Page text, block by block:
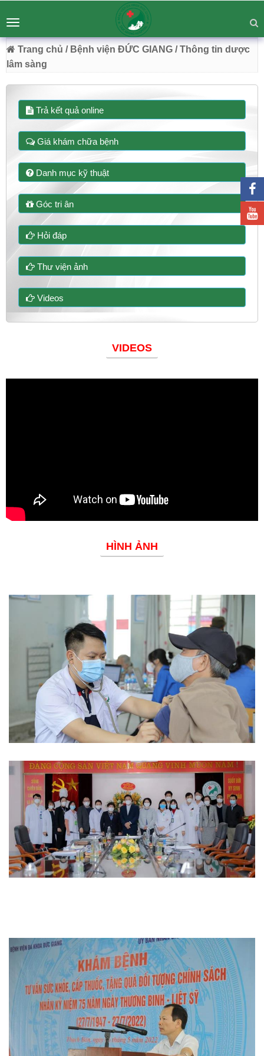
BỆNH VIỆN ĐA KHOA ĐỨC GIANG
Chuyên Sâu - Tận Tâm - Vươn Tầm
54 Trường Lâm, Việt Hưng, Hà Nội
Toggle
navigation
Trang chủ / Bệnh viện ĐỨC GIANG / Thông tin dược
lâm sàng
Trả kết quả online
Giá khám chữa bệnh
Danh mục kỹ thuật
Góc tri ân
Hỏi đáp
Thư viện ảnh
Videos
VIDEOS
HÌNH ẢNH
Phòng chống dịch bệnh
Thi đua khen thưởng